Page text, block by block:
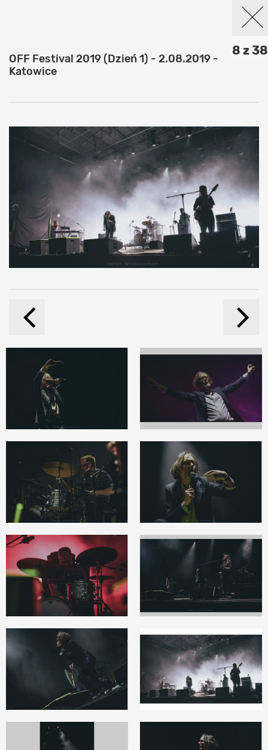
8 z 38
OFF Festival 2019 (Dzień 1) - 2.08.2019 -
Katowice